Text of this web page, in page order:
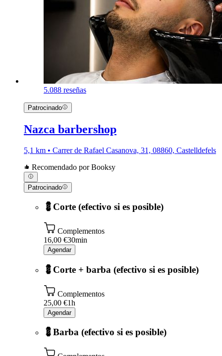
5.088 reseñas
Patrocinado
Nazca barbershop
5,1 km • Carrer de Rafael Casanova, 31, 08860, Castelldefels
Recomendado por Booksy
Patrocinado
💈Corte (efectivo si es posible)
Complementos
16,00 €30min
Agendar
💈Corte + barba (efectivo si es posible)
Complementos
25,00 €1h
Agendar
💈Barba (efectivo si es posible)